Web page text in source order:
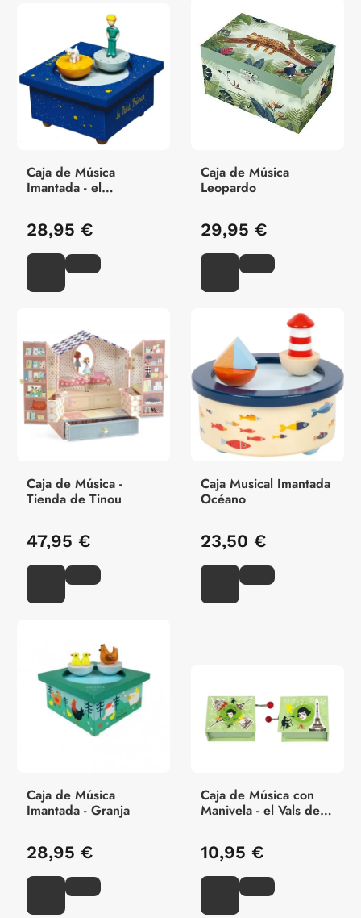
Caja de Música
Imantada - el
28,95 €
Caja de Música
Leopardo
29,95 €
Caja de Música -
Tienda de Tinou
47,95 €
Caja Musical Imantada
Océano
23,50 €
Caja de Música
Imantada - Granja
28,95 €
Caja de Música con
Manivela - el Vals de
10,95 €